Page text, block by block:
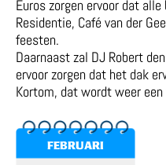
Euros zorgen ervoor dat
Residentie, Café van der
feesten.
Daarnaast zal DJ Robert
ervoor zorgen dat het dak
Kortom, dat wordt weer een
FEBRUARI